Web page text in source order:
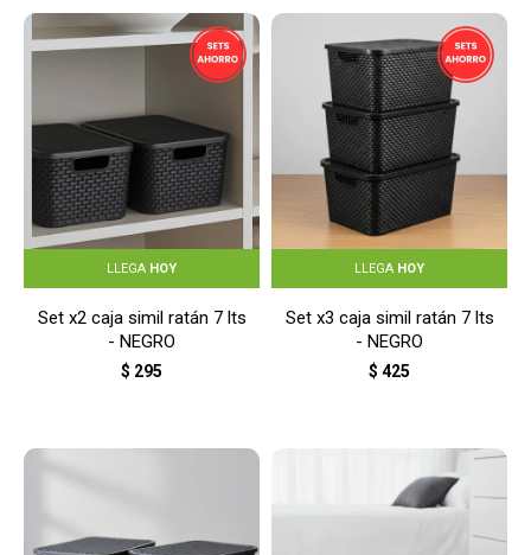
LLEGA HOY
Set x2 caja simil ratán 7 lts
- NEGRO
$ 295
LLEGA HOY
Set x3 caja simil ratán 7 lts
- NEGRO
$ 425